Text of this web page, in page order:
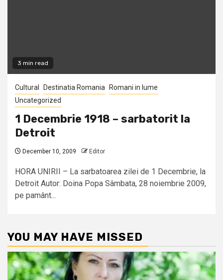
3 min read
Cultural Destinatia Romania
Romani in lume
Uncategorized
1 Decembrie 1918 – sarbatorit la
Detroit
December 10, 2009 Editor
HORA UNIRII – La sarbatoarea zilei de 1 Decembrie, la
Detroit Autor: Doina Popa Sâmbata, 28 noiembrie 2009,
pe pamânt...
YOU MAY HAVE MISSED